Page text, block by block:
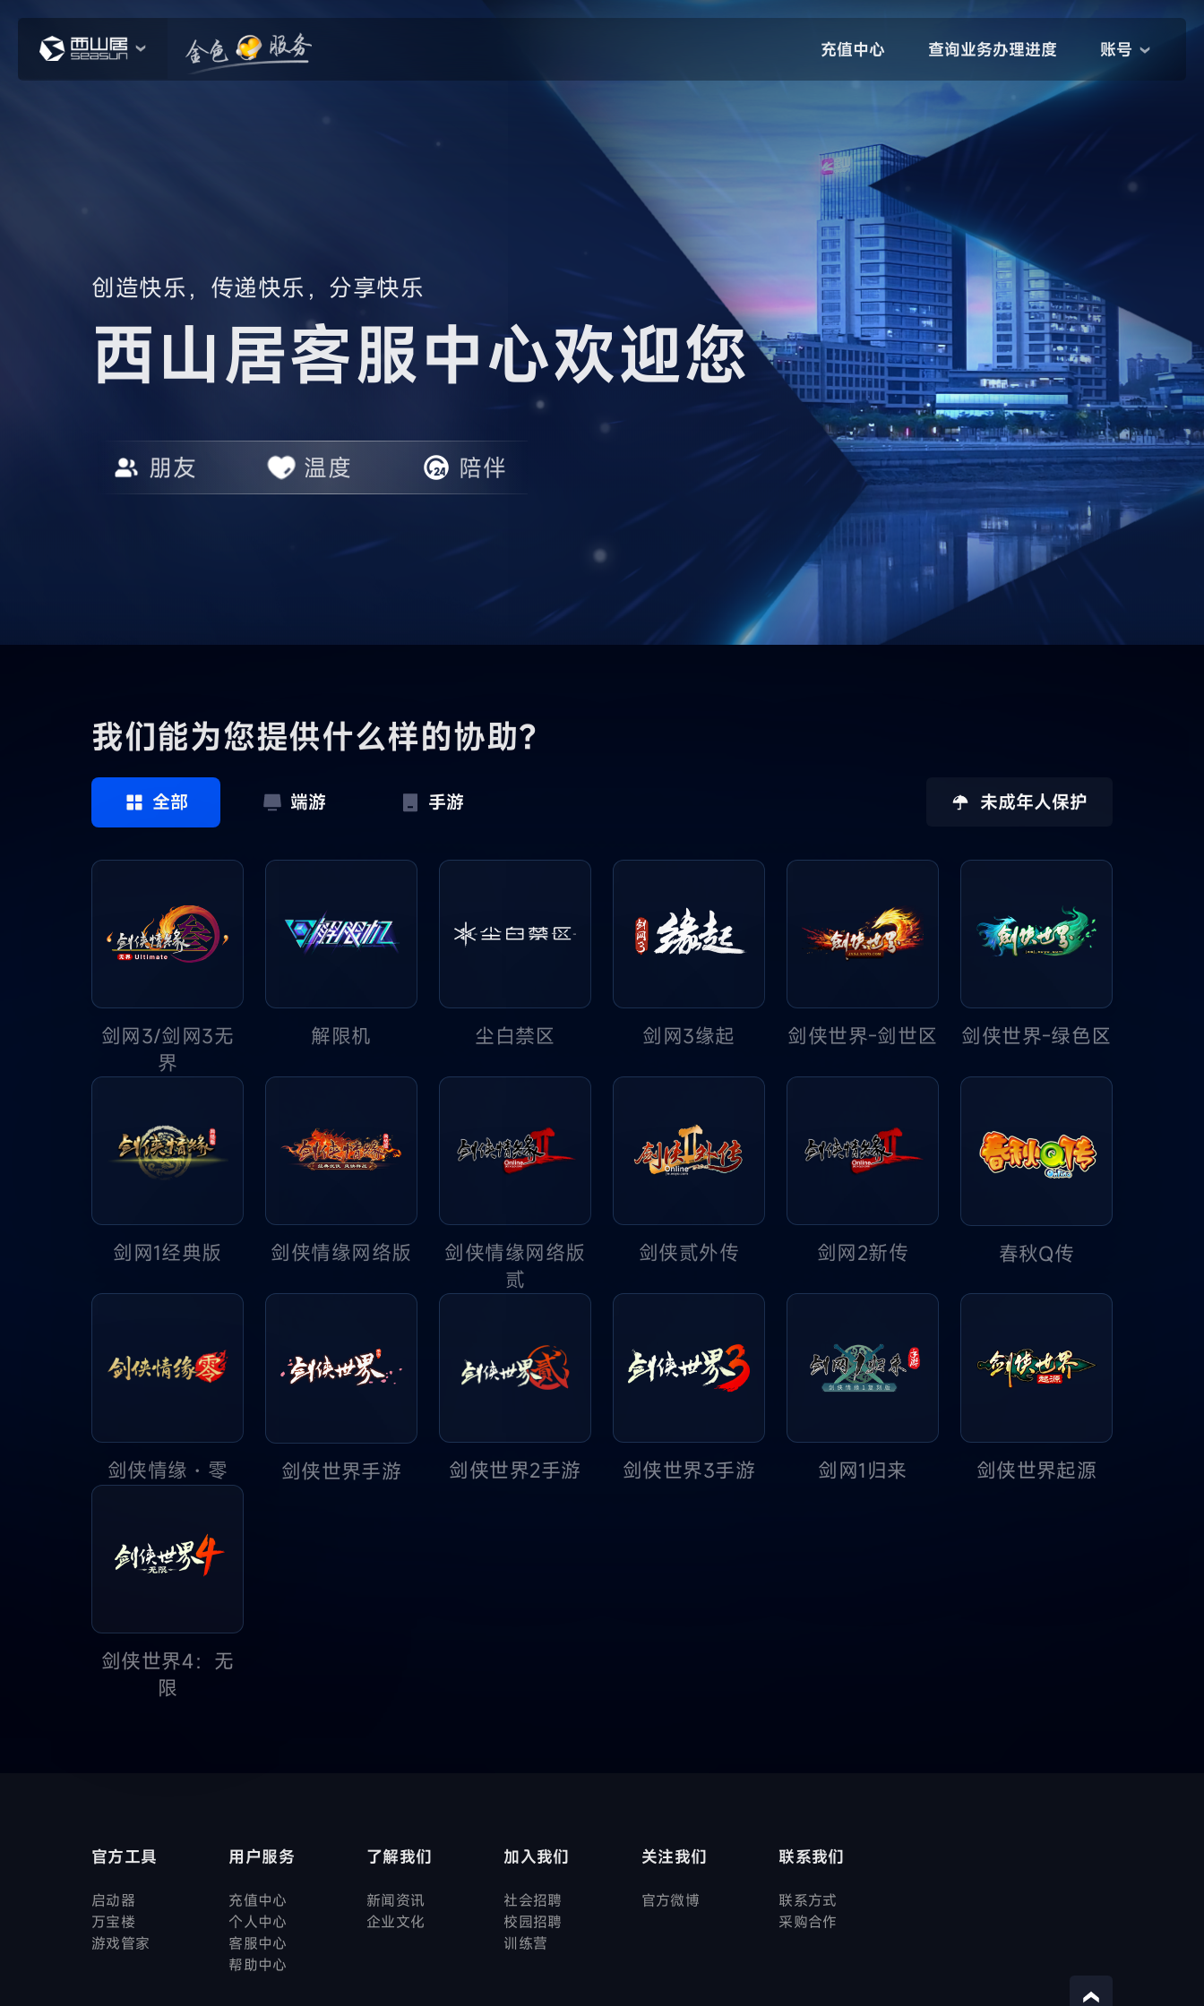
充值中心 查询业务办理进度 账号
创造快乐，传递快乐，分享快乐
西山居客服中心欢迎您
朋友 温度 陪伴
我们能为您提供什么样的协助？
全部 端游 手游 未成年人保护
剑网3/剑网3无
界
解限机 尘白禁区 剑网3缘起 剑侠世界-剑世区 剑侠世界-绿色区
剑网1经典版 剑侠情缘网络版
剑侠情缘网络版
贰
剑侠贰外传 剑网2新传 春秋Q传
剑侠情缘・零 剑侠世界手游 剑侠世界2手游 剑侠世界3手游 剑网1归来 剑侠世界起源
剑侠世界4：无
限
官方工具
启动器
万宝楼
游戏管家
用户服务
充值中心
个人中心
客服中心
帮助中心
了解我们
新闻资讯
企业文化
加入我们
社会招聘
校园招聘
训练营
关注我们
官方微博
联系我们
联系方式
采购合作